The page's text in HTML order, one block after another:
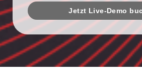
Jetzt Live-Demo